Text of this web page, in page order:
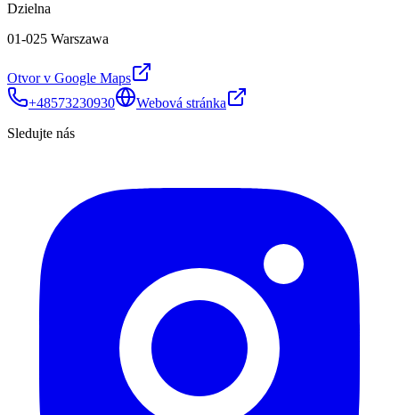
Dzielna
01-025 Warszawa
Otvor v Google Maps
+48573230930
Webová stránka
Sledujte nás